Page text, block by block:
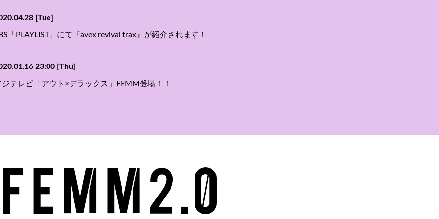
[Tue]
「PLAYLIST」にて『avex revival trax』が紹介されます！
23:00 [Thu]
ジテレビ「アウト×デラックス」FEMM登場！！